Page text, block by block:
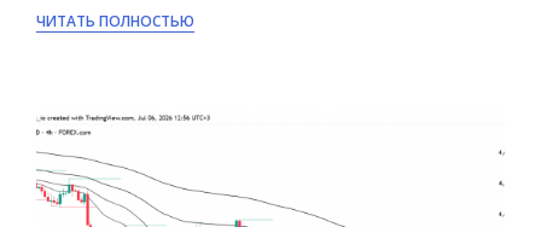
ЧИТАТЬ ПОЛНОСТЬЮ